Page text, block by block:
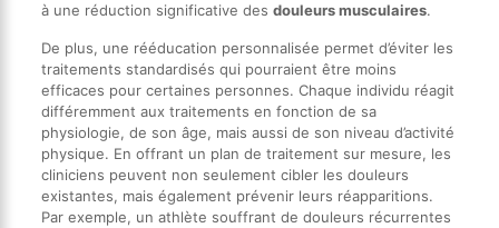
à une réduction significative des douleurs musculaires.
De plus, une rééducation personnalisée permet d’éviter les
traitements standardisés qui pourraient être moins
efficaces pour certaines personnes. Chaque individu réagit
différemment aux traitements en fonction de sa
physiologie, de son âge, mais aussi de son niveau d’activité
physique. En offrant un plan de traitement sur mesure, les
cliniciens peuvent non seulement cibler les douleurs
existantes, mais également prévenir leurs réapparitions.
Par exemple, un athlète souffrant de douleurs récurrentes